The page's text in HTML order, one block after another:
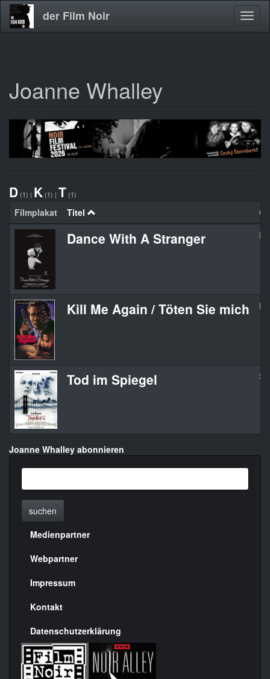
Direkt
zum
der Film Noir
Joanne Whalley
D (1) | K (1) | T (1)
Filmplakat Titel
Dance With A Stranger
Kill Me Again / Töten Sie mich
Tod im Spiegel
Joanne Whalley abonnieren
suchen
Menülinks
rechte
Seite
Medienpartner
Webpartner
Impressum
Kontakt
Datenschutzerklärung